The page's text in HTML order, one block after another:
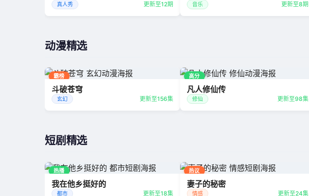
真人秀 更新至12期 音乐 更新至8期
动漫精选
霸榜
斗破苍穹
玄幻 更新至156集
高分
凡人修仙传
修仙 更新至98集
短剧精选
热播
我在他乡挺好的
都市 更新至18集
热议
妻子的秘密
情感 更新至24集